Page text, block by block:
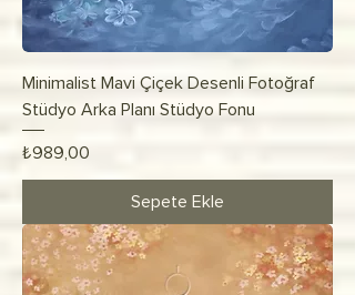
Minimalist Mavi Çiçek Desenli Fotoğraf
Stüdyo Arka Planı Stüdyo Fonu
Fiyat
₺989,00
Sepete Ekle